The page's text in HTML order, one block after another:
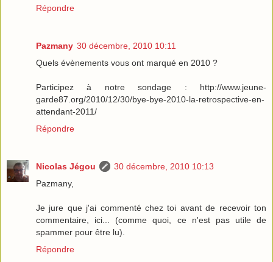
Répondre
Pazmany 30 décembre, 2010 10:11
Quels évènements vous ont marqué en 2010 ?
Participez à notre sondage : http://www.jeune-
garde87.org/2010/12/30/bye-bye-2010-la-retrospective-en-
attendant-2011/
Répondre
Nicolas Jégou
30 décembre, 2010 10:13
Pazmany,
Je jure que j'ai commenté chez toi avant de recevoir ton
commentaire, ici... (comme quoi, ce n'est pas utile de
spammer pour être lu).
Répondre